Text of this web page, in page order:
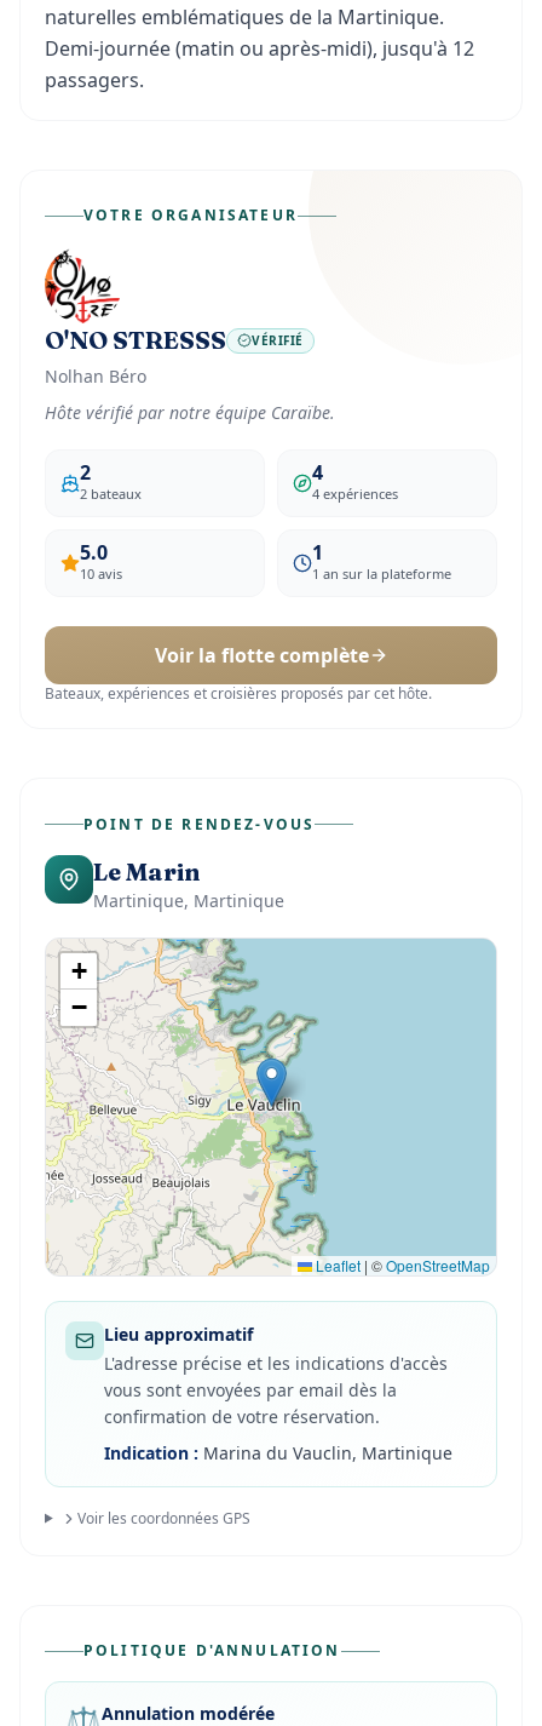
naturelles emblématiques de la Martinique.
Demi-journée (matin ou après-midi), jusqu'à 12
passagers.
VOTRE ORGANISATEUR
O'NO STRESSS VÉRIFIÉ
Nolhan Béro
Hôte vérifié par notre équipe Caraïbe.
2
2 bateaux
4
4 expériences
5.0
10 avis
1
1 an sur la plateforme
Voir la flotte complète
Bateaux, expériences et croisières proposés par cet hôte.
POINT DE RENDEZ-VOUS
Le Marin
Martinique, Martinique
+
−
Leaflet | ©OpenStreetMap
Lieu approximatif
L'adresse précise et les indications d'accès
vous sont envoyées par email dès la
confirmation de votre réservation.
Indication : Marina du Vauclin, Martinique
Voir les coordonnées GPS
POLITIQUE D'ANNULATION
Annulation modérée